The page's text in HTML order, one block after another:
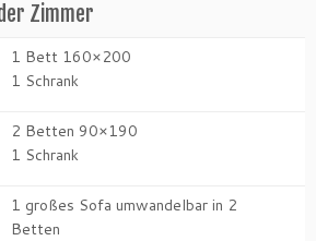
Zimmer
1 Bett 160×200
1 Schrank
2 Betten 90×190
1 Schrank
1 großes Sofa umwandelbar in 2
Betten